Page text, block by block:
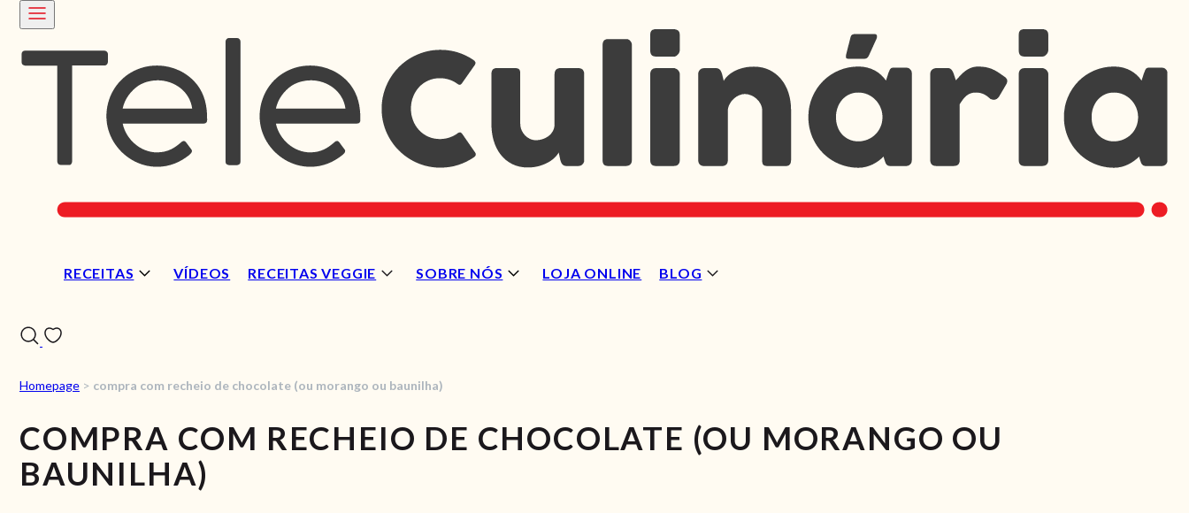
RECEITAS VÍDEOS RECEITAS VEGGIE SOBRE NÓS LOJA ONLINE BLOG
VÍDEOS
Homepage > compra com recheio de chocolate (ou morango ou baunilha)
COMPRA COM RECHEIO DE CHOCOLATE (OU MORANGO OU
BAUNILHA)